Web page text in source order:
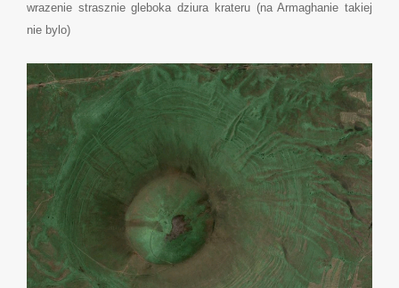
wrazenie strasznie gleboka dziura krateru (na Armaghanie takiej
nie bylo)